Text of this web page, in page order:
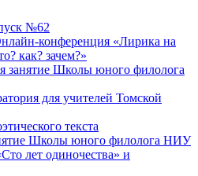
№62
конференция «Лирика на
как? зачем?»
занятие Школы юного филолога
для учителей Томской
текста
Школы юного филолога НИУ
лет одиночества» и